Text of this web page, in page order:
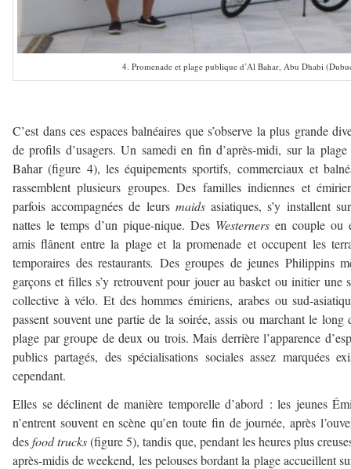
4. Promenade et plage publique d’Al Bahar, Abu Dhabi
C’est dans ces espaces balnéaires que s’observe la plus grande
de profils d’usagers. Un samedi en fin d’après-midi, sur la plage
Bahar (figure 4), les équipements sportifs, commerciaux et
rassemblent plusieurs groupes. Des familles indiennes et
parfois accompagnées de leurs maidsasiatiques, s’y installent
nattes le temps d’un pique-nique. Des Westerners en couple ou
amis flânent entre la plage et la promenade et occupent les
temporaires des restaurants. Des groupes de jeunes Philippins
garçons et filles s’y retrouvent pour jouer au basket ou initier une
collective à vélo. Et des hommes émiriens, arabes ou sud-
passent souvent une partie de la soirée, assis ou marchant le long
plage par groupe de deux ou trois. Mais derrière l’apparence
publics partagés, des spécialisations sociales assez marquées
cependant.
Elles se déclinent de manière temporelle d’abord : les jeunes
n’entrent souvent en scène qu’en toute fin de journée, après
desfood trucks(figure 5), tandis que, pendant les heures plus
après-midis de weekend, les pelouses bordant la plage accueillent